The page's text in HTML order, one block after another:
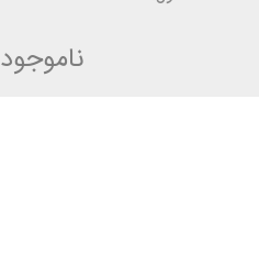
ناموجود